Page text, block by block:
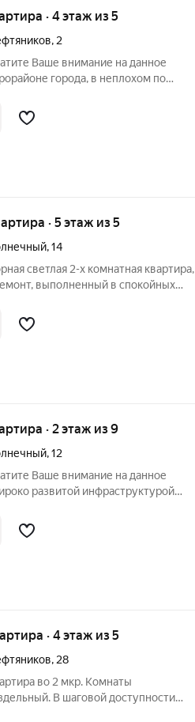
· 4 этаж из 5
, 2
Ваше внимание на данное
города, в неплохом по
по выполнению ремонта, но это
· 5 этаж из 5
,14
светлая 2-х комнатная квартира,
выполненный в спокойных
для отдыха и семейного
· 2 этаж из 9
,12
Ваше внимание на данное
развитой инфраструктурой
культурного отдыха и занятий
· 4 этаж из 5
, 28
во 2 мкр. Комнаты
В шаговой доступности